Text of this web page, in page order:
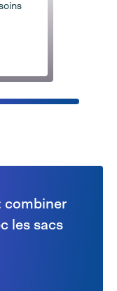
combiner
les sacs